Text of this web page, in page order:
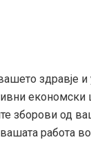
здравје
зборови од
работа во